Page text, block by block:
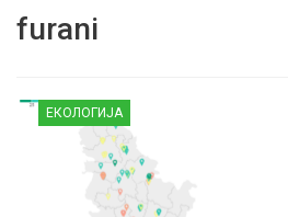
furani
ЕКОЛОГИЈА